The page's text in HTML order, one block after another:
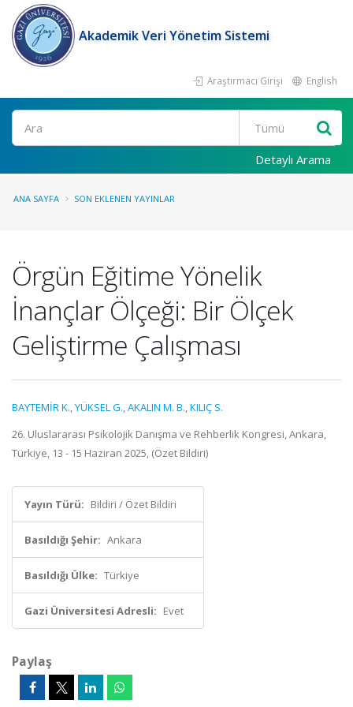
Akademik Veri Yönetim Sistemi
Araştırmacı Girişi English
Ara
Detaylı Arama
ANA SAYFA SON EKLENEN YAYINLAR
Örgün Eğitime Yönelik
İnançlar Ölçeği: Bir Ölçek
Geliştirme Çalışması
BAYTEMİR K.,YÜKSEL G.,AKALIN M. B.,KILIÇ S.
26. Uluslararası Psikolojik Danışma ve Rehberlik Kongresi, Ankara,
Türkiye, 13 - 15 Haziran 2025, (Özet Bildiri)
Yayın Türü: Bildiri / Özet Bildiri
Basıldığı Şehir: Ankara
Basıldığı Ülke: Türkiye
Gazi Üniversitesi Adresli: Evet
Paylaş